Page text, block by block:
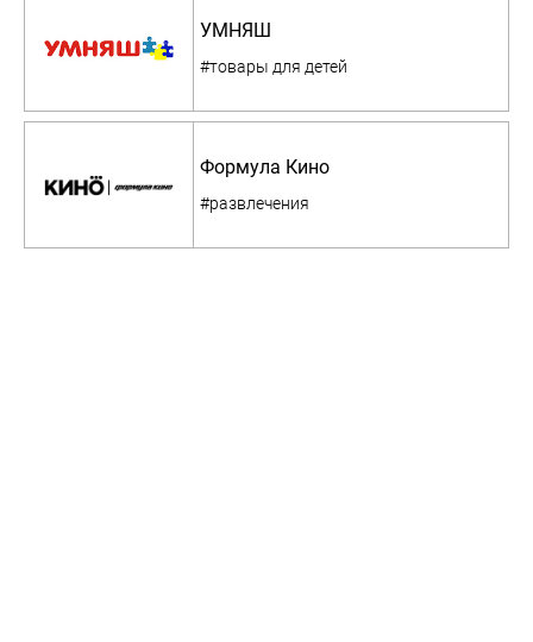
УМНЯШ
#товары для детей
Формула Кино
#развлечения